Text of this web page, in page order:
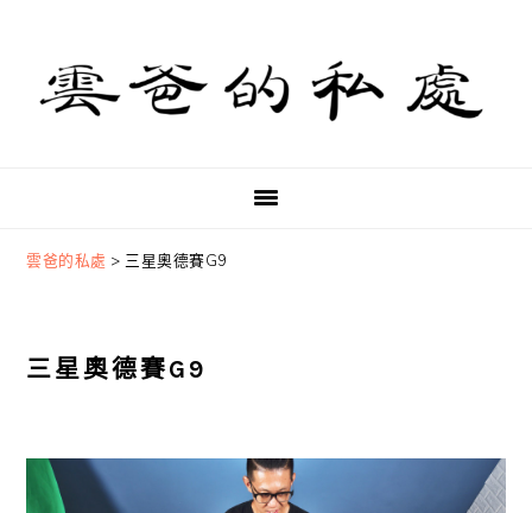
primary
navigation
content
primary
sidebar
雲爸的私處 > 三星奧德賽G9
三星奧德賽G9